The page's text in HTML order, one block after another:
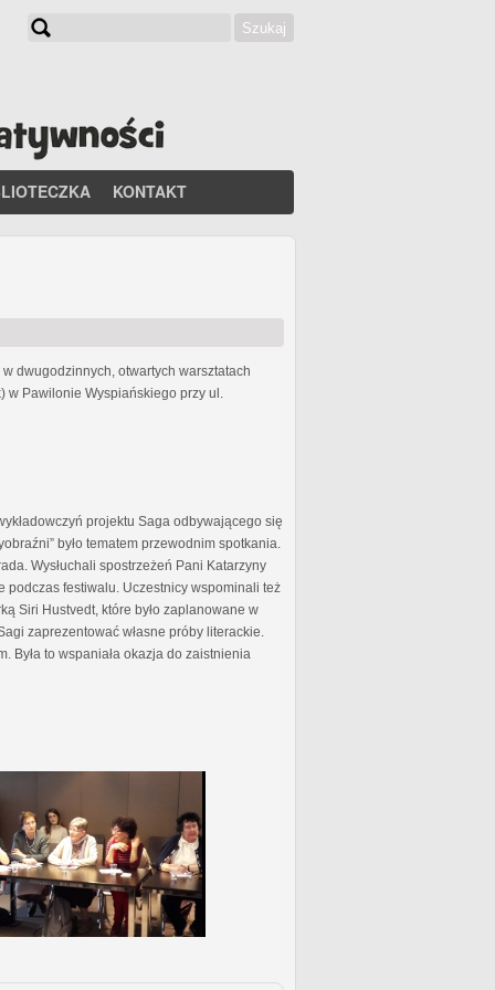
Szukaj
KONTAKT
dwugodzinnych, otwartych warsztatach
Pawilonie Wyspiańskiego przy ul.
projektu Saga odbywającego się
było tematem przewodnim spotkania.
Wysłuchali spostrzeżeń Pani Katarzyny
podczas festiwalu. Uczestnicy wspominali też
Siri Hustvedt, które było zaplanowane w
zaprezentować własne próby literackie.
Była to wspaniała okazja do zaistnienia